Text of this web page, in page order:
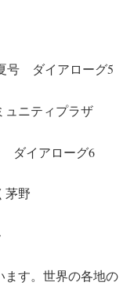
号 ダイアローグ5
ニティプラザ
ダイアローグ6
茅野
す。世界の各地の